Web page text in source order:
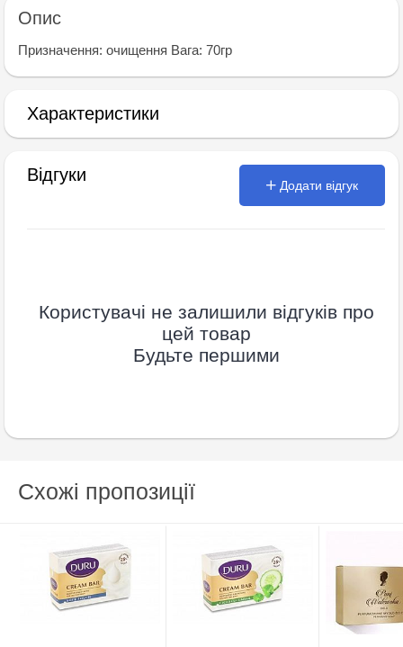
Опис
Призначення: очищення Вага: 70гр
Характеристики
Відгуки
Додати відгук
Користувачі не залишили відгуків про
цей товар
Будьте першими
Схожі пропозиції